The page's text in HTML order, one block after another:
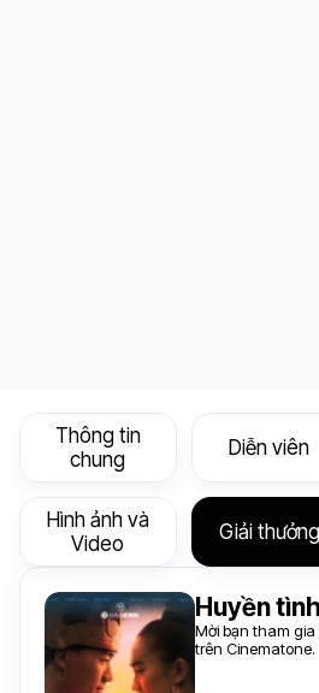
Thông tin
chung
Diễn viên
Hình ảnh và
Video
Giải thưởng
Huyền
Mời bạn tham
trên Cinematone.